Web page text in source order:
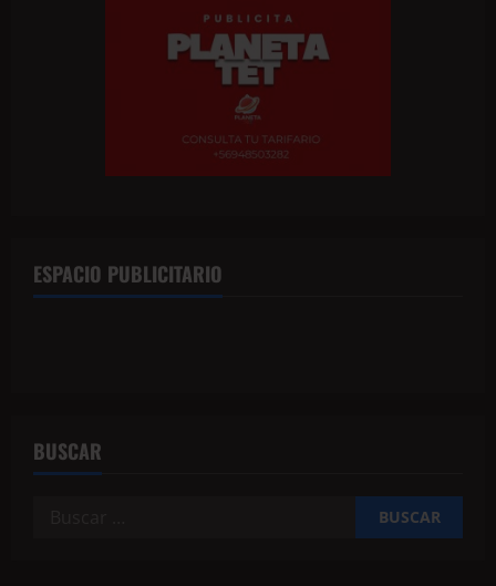
ESPACIO PUBLICITARIO
BUSCAR